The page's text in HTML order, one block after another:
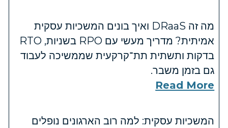
מה זה DRaaS ואיך בונים המשכיות עסקית
אמיתית? מדריך מעשי עם RPO בשניות, RTO
בדקות ותשתית תת־קרקעית שממשיכה לעבוד
גם בזמן משבר.
Read More
המשכיות עסקית: למה רוב הארגונים נופלים